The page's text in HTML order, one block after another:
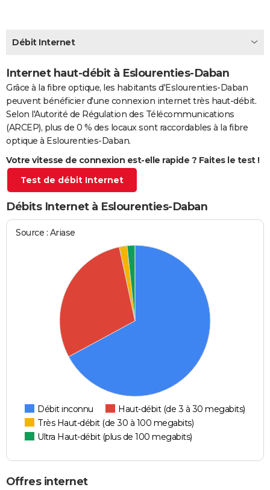
GUIDES D'ACHAT
CARTE DE VOEUX
Carte de Noël
Carte Bonne année
Carte Saint-Valentin
Carte Pâques
Carte d'anniversaire
DICTIONNAIRE
Dictionnaire
Biographies
Citations
Expressions
Proverbes
PROGRAMME TV
COPAINS D'AVANT
S'inscrire
Se connecter
Lycées
Collèges
Primaires
Universités
Entreprises
Service militaire
Avis de recherche
AVIS DE DÉCÈS
FORUM
Bricolage
Lifestyle
Culture
Sport
Auto
Television
Voyage
Cinema
Débit Internet
Internet haut-débit à Eslourenties-Daban
Grâce à la fibre optique, les habitants d'Eslourenties-Daban
peuvent bénéficier d'une connexion internet très haut-débit.
Selon l'Autorité de Régulation des Télécommunications
(ARCEP), plus de 0 % des locaux sont raccordables à la fibre
optique à Eslourenties-Daban.
Votre vitesse de connexion est-elle rapide ? Faites le test !
Test de débit Internet
Débits Internet à Eslourenties-Daban
Source : Ariase
Débit inconnu
Haut-débit (de 3 à 30 megabits)
Très Haut-débit (de 30 à 100 megabits)
Ultra Haut-débit (plus de 100 megabits)
Offres internet